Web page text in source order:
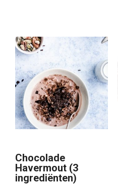
Chocolade
Havermout (3
ingrediënten)